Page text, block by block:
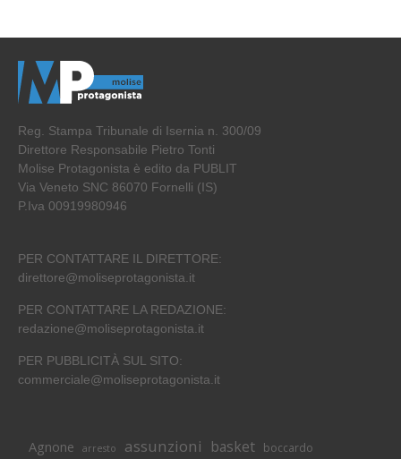
Reg. Stampa Tribunale di Isernia n. 300/09
Direttore Responsabile Pietro Tonti
Molise Protagonista è edito da PUBLIT
Via Veneto SNC 86070 Fornelli (IS)
P.Iva 00919980946
PER CONTATTARE IL DIRETTORE:
direttore@moliseprotagonista.it
PER CONTATTARE LA REDAZIONE:
redazione@moliseprotagonista.it
PER PUBBLICITÀ SUL SITO:
commerciale@moliseprotagonista.it
Agnone arresto assunzioni basket boccardo